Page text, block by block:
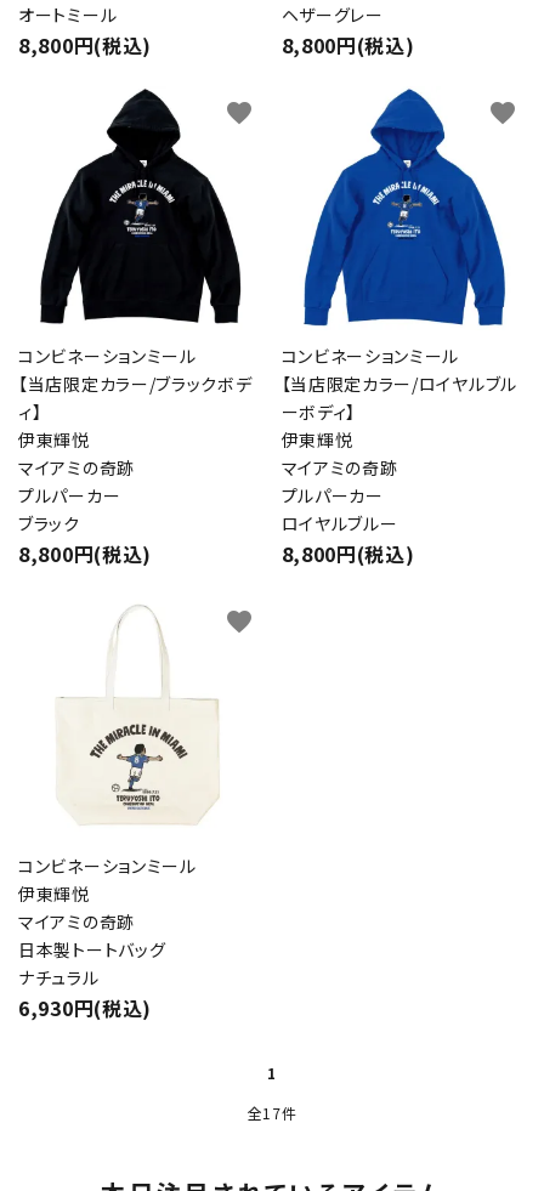
オートミール
8,800円(税込)
ヘザーグレー
8,800円(税込)
コンビネーションミール
【当店限定カラー/ブラックボデ
ィ】
伊東輝悦
マイアミの奇跡
プルパーカー
ブラック
8,800円(税込)
favorite
コンビネーションミール
【当店限定カラー/ロイヤルブル
ーボディ】
伊東輝悦
マイアミの奇跡
プルパーカー
ロイヤルブルー
8,800円(税込)
favorite
コンビネーションミール
伊東輝悦
マイアミの奇跡
日本製トートバッグ
ナチュラル
6,930円(税込)
favorite
1
全17件
検索する